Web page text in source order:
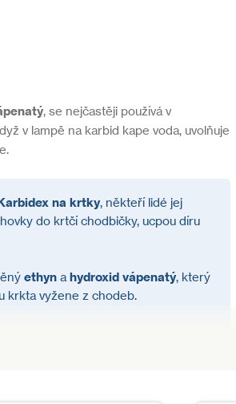
, se nejčastěji používá v
v lampě na karbid kape voda, uvolňuje
na krtky, někteří lidé jej
do krtčí chodbičky, ucpou díru
ethyn ahydroxid vápenatý, který
krkta vyžene z chodeb.
krtků